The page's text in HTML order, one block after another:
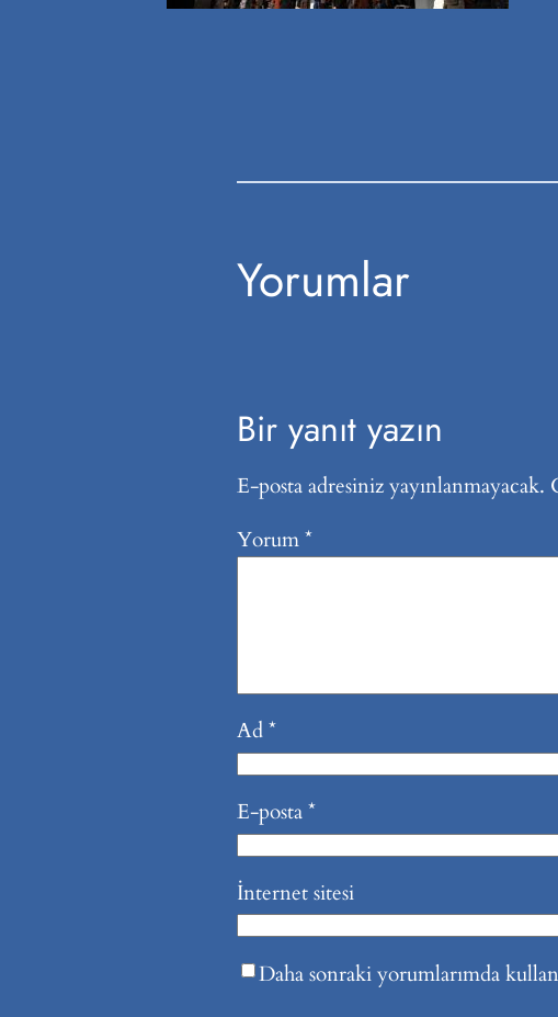
Yorumlar
Bir yanıt yazın
E-posta adresiniz yayınlanmayacak.
Yorum*
Ad*
E-posta*
İnternet sitesi
Daha sonraki yorumlarımda